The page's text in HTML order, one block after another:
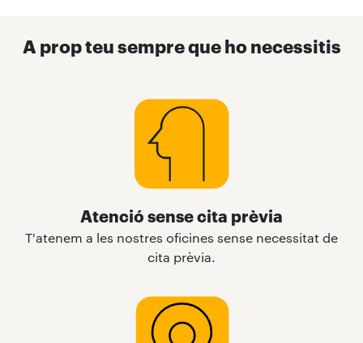
A prop teu sempre que ho necessitis
Atenció sense cita prèvia
T'atenem a les nostres oficines sense necessitat de
cita prèvia.